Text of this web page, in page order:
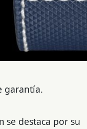
garantía.
se destaca por su